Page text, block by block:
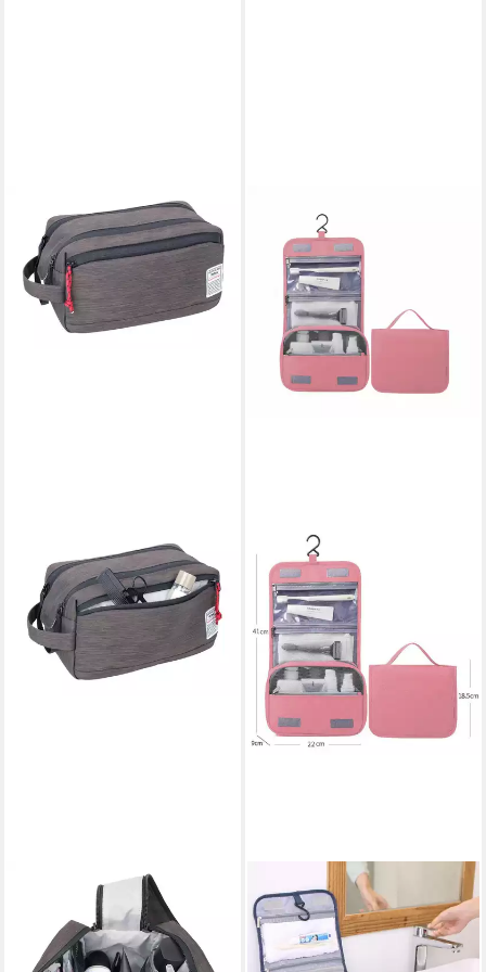
Kulturbeutel zum Aufhängen
WASHBAG aus Tarpaulin –
robuste Waschtasche für
FOUORTUNATE-BEE
Kulturbeutel Unisex Hänge-
Waschtasche für Reisen,
wasserdicht, Große